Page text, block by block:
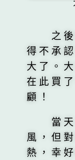
之後
得不承
大了。
在此買
顧！
當天
風，但
熱，幸